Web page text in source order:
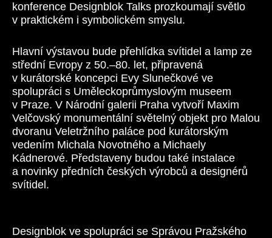
konference Designblok Talks prozkoumají světlo
v praktickém i symbolickém smyslu.
Hlavní výstavou bude přehlídka svítidel a lamp ze
střední Evropy z 50.–80. let, připravená
v kurátorské koncepci Evy Slunečkové ve
spolupráci s Uměleckoprůmyslovým museem
v Praze. V Národní galerii Praha vytvoří Maxim
Velčovský monumentální světelný objekt pro Malou
dvoranu Veletržního paláce pod kurátorským
vedením Michala Novotného a Michaely
Kádnerové. Představeny budou také instalace
a novinky předních českých výrobců a designérů
svítidel.
Designblok ve spolupráci se Správou Pražského